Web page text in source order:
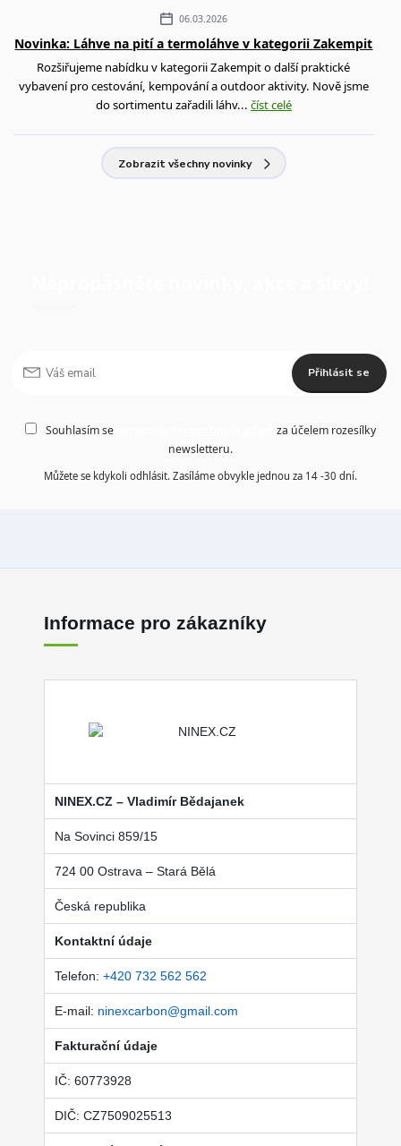
06.03.2026
Novinka: Láhve na pití a termoláhve v kategorii Zakempit
Rozšiřujeme nabídku v kategorii Zakempit o další praktické
vybavení pro cestování, kempování a outdoor aktivity. Nově jsme
do sortimentu zařadili láhv... číst celé
Zobrazit všechny novinky
Přihlásit se
Souhlasím se
za účelem rozesílky
newsletteru.
Můžete se kdykoli odhlásit. Zasíláme obvykle jednou za 14 -30 dní.
Informace pro zákazníky
NINEX.CZ – Vladimír Bědajanek
Na Sovinci 859/15
724 00 Ostrava – Stará Bělá
Česká republika
Kontaktní údaje
Telefon: +420 732 562 562
E-mail: ninexcarbon@gmail.com
Fakturační údaje
IČ: 60773928
DIČ: CZ7509025513